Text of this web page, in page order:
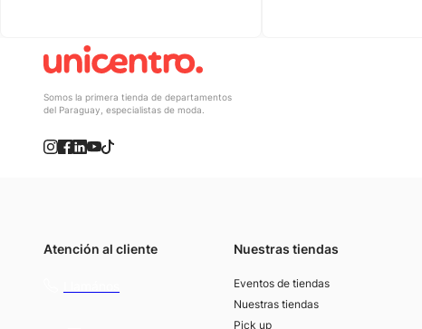
Somos la primera tienda de departamentos
del Paraguay, especialistas de moda.
Atención al cliente
Nuestras tiendas
Eventos de tiendas
Nuestras tiendas
Pick up